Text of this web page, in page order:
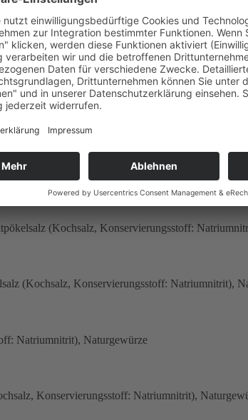
und regionales Futter wie Kartoffeln,
Schwein aus Spanien und dem roten Jersey-
Was sie überdies von den Züchtungen der
saftiger und leckerer. Überdies punktet der Speck
Onlineshop erwerben kannst.
wo Deine gute Duroc-Büchsenwurst herkommt.
(Kochsalz, Konservierungsstoff:
(Kochsalz, Konservierungsstoff: Natriumnitrit),
Natriumnitrit), Naturgewürze
Konservierungsstoff: Natriumnitrit),